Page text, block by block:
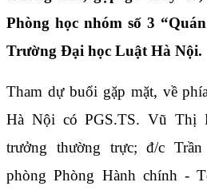
Phòng học nhóm số 3
Trường Đại học Luật Hà Nội.
Tham dự buổi gặp mặt, về
Hà Nội có PGS.TS. Vũ Thị
trưởng thường trực; đ/c
phòng Phòng Hành chính -